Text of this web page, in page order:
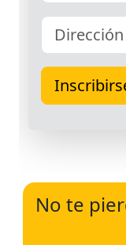
No te